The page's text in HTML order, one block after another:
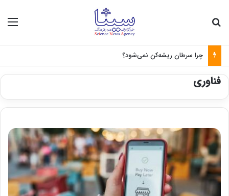
چرا سرطان ریشه‌کن نمی‌شود؟
فناوری